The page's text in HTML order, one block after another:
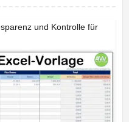
und Kontrolle für